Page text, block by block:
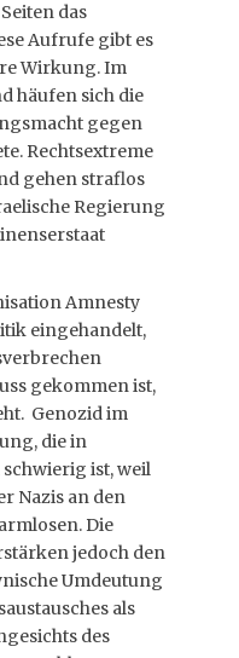
das
Aufrufe gibt es
Wirkung. Im
häufen sich die
gegen
Rechtsextreme
gehen straflos
Regierung
Amnesty
eingehandelt,
gekommen ist,
Genozid im
die in
ist, weil
Nazis an den
Die
jedoch den
Umdeutung
als
des